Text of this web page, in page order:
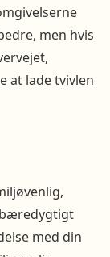
men hvis
at lade tvivlen
med din